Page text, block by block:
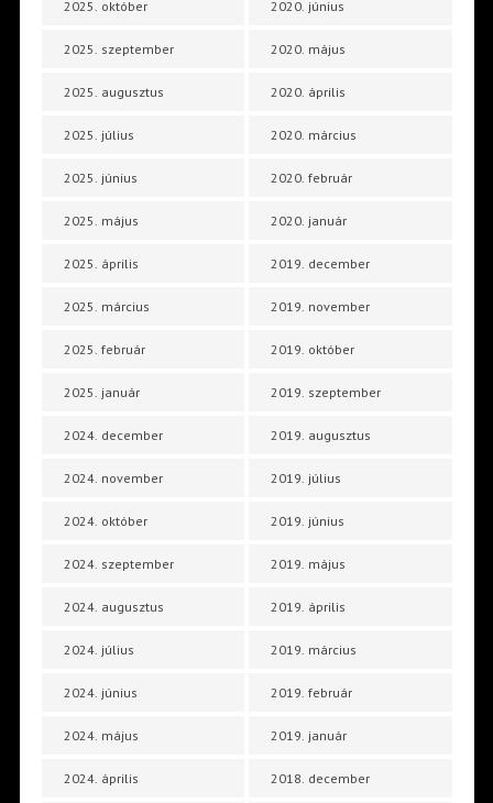
2025. október
2025. szeptember
2025. augusztus
2025. július
2025. június
2025. május
2025. április
2025. március
2025. február
2025. január
2024. december
2024. november
2024. október
2024. szeptember
2024. augusztus
2024. július
2024. június
2024. május
2024. április
2020. június
2020. május
2020. április
2020. március
2020. február
2020. január
2019. december
2019. november
2019. október
2019. szeptember
2019. augusztus
2019. július
2019. június
2019. május
2019. április
2019. március
2019. február
2019. január
2018. december